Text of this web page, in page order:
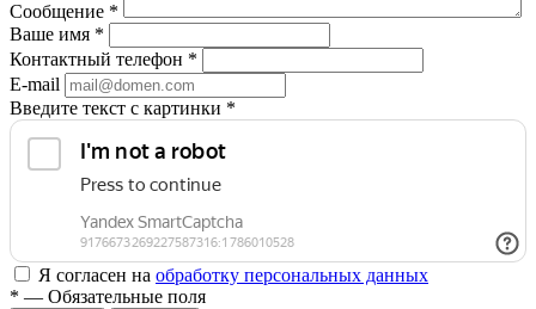
Сообщение *
Ваше имя *
Контактный телефон *
E-mail
Введите текст с картинки *
Я согласен на обработку персональных данных
* — Обязательные поля